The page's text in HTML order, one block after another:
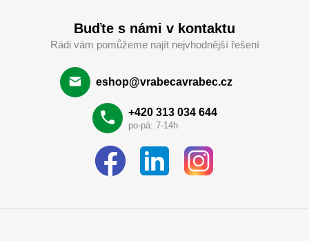
Buďte s námi v kontaktu
Rádi vám pomůžeme najít nejvhodnější řešení
eshop@vrabecavrabec.cz
+420 313 034 644
po-pá: 7-14h